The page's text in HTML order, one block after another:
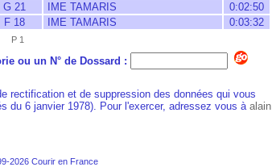
G 21 IME TAMARIS
0:02:50
F 18 IME TAMARIS 0:03:32
P 1
ou un N° de Dossard :
rectification et de suppression des données qui vous
du 6 janvier 1978). Pour l'exercer, adressez vous à alain
2026 Courir en France